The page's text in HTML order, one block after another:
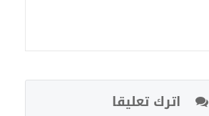
اترك تعليقا